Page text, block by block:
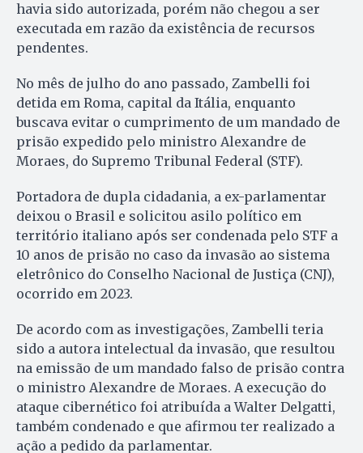
havia sido autorizada, porém não chegou a ser
executada em razão da existência de recursos
pendentes.
No mês de julho do ano passado, Zambelli foi
detida em Roma, capital da Itália, enquanto
buscava evitar o cumprimento de um mandado de
prisão expedido pelo ministro Alexandre de
Moraes, do Supremo Tribunal Federal (STF).
Portadora de dupla cidadania, a ex-parlamentar
deixou o Brasil e solicitou asilo político em
território italiano após ser condenada pelo STF a
10 anos de prisão no caso da invasão ao sistema
eletrônico do Conselho Nacional de Justiça (CNJ),
ocorrido em 2023.
De acordo com as investigações, Zambelli teria
sido a autora intelectual da invasão, que resultou
na emissão de um mandado falso de prisão contra
o ministro Alexandre de Moraes. A execução do
ataque cibernético foi atribuída a Walter Delgatti,
também condenado e que afirmou ter realizado a
ação a pedido da parlamentar.